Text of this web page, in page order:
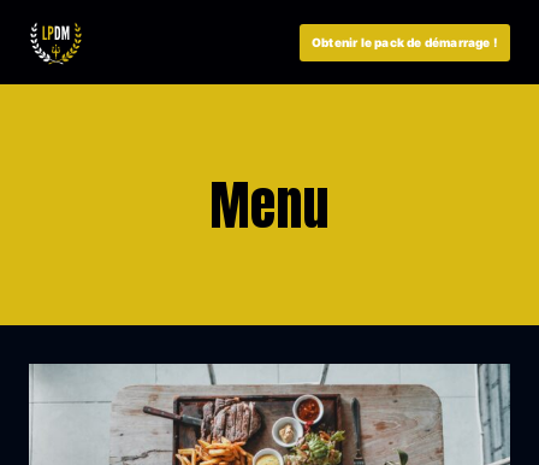
Obtenir le pack de démarrage !
Menu